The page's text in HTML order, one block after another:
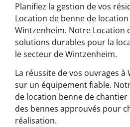
Planifiez la gestion de vos
Location de benne de
Wintzenheim. Notre Location
solutions durables pour la
le secteur de Wintzenheim.
La réussite de vos ouvrages
sur un équipement fiable.
de location benne de
des bennes approuvés pour
réalisation.